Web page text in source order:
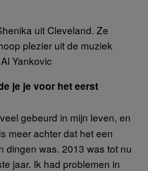
uit Cleveland. Ze
plezier uit de muziek
Yankovic
je je voor het eerst
gebeurd in mijn leven, en
meer achter dat het een
dingen was. 2013 was tot nu
jaar. Ik had problemen in